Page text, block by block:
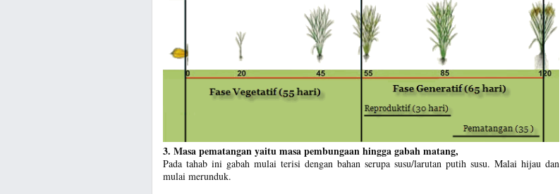
3. Masa pematangan yaitu masa pembungaan hingga gabah matang,
Pada tahab ini gabah mulai terisi dengan bahan serupa susu/larutan putih susu. Malai hijau dan
mulai merunduk.